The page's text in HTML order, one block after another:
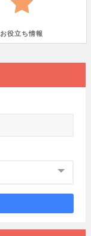
お役立ち情報